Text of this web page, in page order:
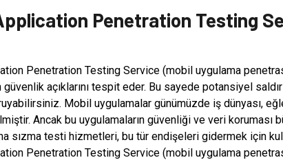
Penetration Testing
Penetration Testing Service (mobil uygulama
güvenlik açıklarını tespit eder. Bu sayede potansiyel
Mobil uygulamalar günümüzde iş dünyası,
Ancak bu uygulamaların güvenliği ve veri koruması
sızma testi hizmetleri, bu tür endişeleri gidermek için
Penetration Testing Service (mobil uygulama